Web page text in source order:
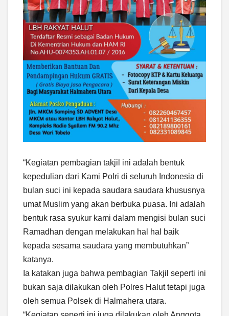
“Kegiatan pembagian takjil ini adalah bentuk
kepedulian dari Kami Polri di seluruh Indonesia di
bulan suci ini kepada saudara saudara khususnya
umat Muslim yang akan berbuka puasa. Ini adalah
bentuk rasa syukur kami dalam mengisi bulan suci
Ramadhan dengan melakukan hal hal baik
kepada sesama saudara yang membutuhkan”
katanya.
Ia katakan juga bahwa pembagian Takjil seperti ini
bukan saja dilakukan oleh Polres Halut tetapi juga
oleh semua Polsek di Halmahera utara.